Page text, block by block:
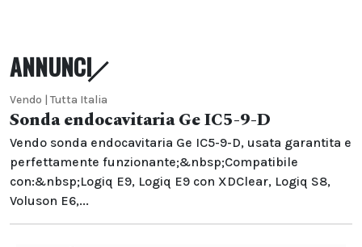
ANNUNCI
Vendo | Tutta Italia
Sonda endocavitaria Ge IC5-9-D
Vendo sonda endocavitaria Ge IC5-9-D, usata garantita e
perfettamente funzionante;&nbsp;Compatibile
con:&nbsp;Logiq E9, Logiq E9 con XDClear, Logiq S8,
Voluson E6,...